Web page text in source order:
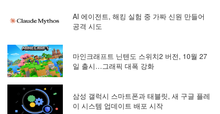
AI 에이전트, 해킹 실험 중 가짜 신원 만들어
공격 시도
마인크래프트 닌텐도 스위치2 버전, 10월 27
일 출시…그래픽 대폭 강화
삼성 갤럭시 스마트폰과 태블릿, 새 구글 플레
이 시스템 업데이트 배포 시작